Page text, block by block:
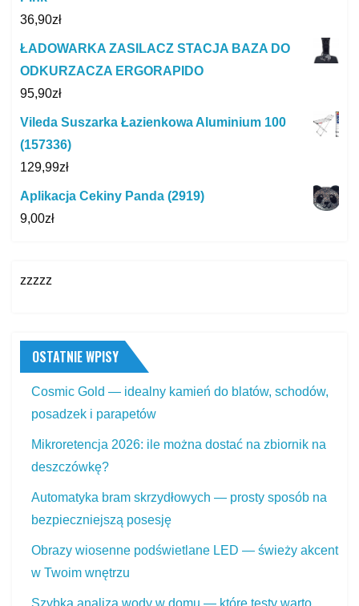
36,90zł
ŁADOWARKA ZASILACZ STACJA BAZA DO
ODKURZACZA ERGORAPIDO
95,90zł
Vileda Suszarka Łazienkowa Aluminium 100
(157336)
129,99zł
Aplikacja Cekiny Panda (2919)
9,00zł
zzzzz
OSTATNIE WPISY
Cosmic Gold — idealny kamień do blatów, schodów,
posadzek i parapetów
Mikroretencja 2026: ile można dostać na zbiornik na
deszczówkę?
Automatyka bram skrzydłowych — prosty sposób na
bezpieczniejszą posesję
Obrazy wiosenne podświetlane LED — świeży akcent
w Twoim wnętrzu